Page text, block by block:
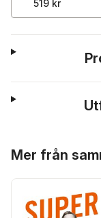
519 kr
Mer från